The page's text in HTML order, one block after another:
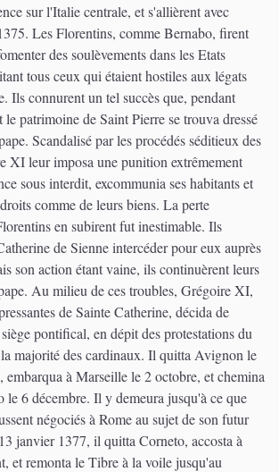
sur l'Italie centrale, et s'allièrent avec
Les Florentins, comme Bernabo, firent
des soulèvements dans les Etats
tous ceux qui étaient hostiles aux légats
Ils connurent un tel succès que, pendant
patrimoine de Saint Pierre se trouva dressé
Scandalisé par les procédés séditieux des
XI leur imposa une punition extrêmement
sous interdit, excommunia ses habitants et
comme de leurs biens. La perte
en subirent fut inestimable. Ils
de Sienne intercéder pour eux auprès
son action étant vaine, ils continuèrent leurs
Au milieu de ces troubles, Grégoire XI,
de Sainte Catherine, décida de
pontifical, en dépit des protestations du
majorité des cardinaux. Il quitta Avignon le
embarqua à Marseille le 2 octobre, et chemina
le 6 décembre. Il y demeura jusqu'à ce que
négociés à Rome au sujet de son futur
janvier 1377, il quitta Corneto, accosta à
et remonta le Tibre à la voile jusqu'au